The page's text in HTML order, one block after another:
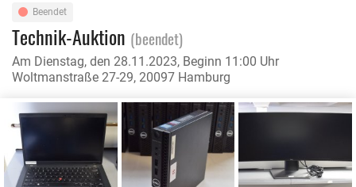
Technik-Auktion (beendet)
Am Dienstag, den 28.11.2023, Beginn 11:00 Uhr
Woltmanstraße 27-29, 20097 Hamburg
Beendet